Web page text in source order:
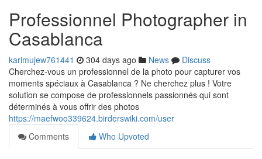
Professionnel Photographer in
Casablanca
karimujew761441 304 days ago News
Discuss
Cherchez-vous un professionnel de la photo pour capturer vos
moments spéciaux à Casablanca ? Ne cherchez plus ! Votre
solution se compose de professionnels passionnés qui sont
déterminés à vous offrir des photos
https://maefwoo339624.birderswiki.com/user
Comments
Who Upvoted